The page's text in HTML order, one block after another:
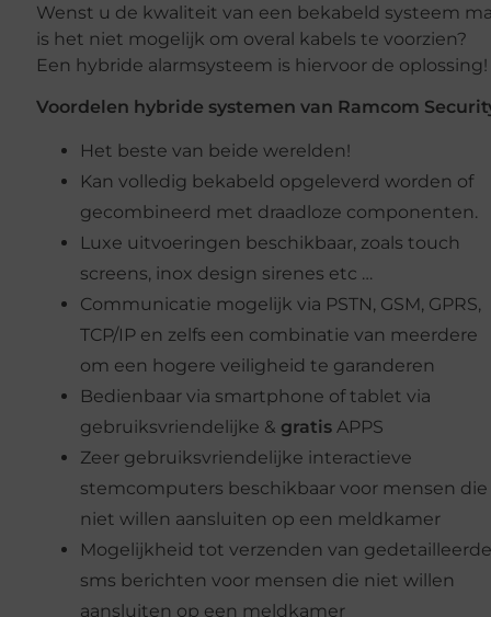
Wenst u de kwaliteit van een bekabeld systeem
is het niet mogelijk om overal kabels te voorzien?
Een hybride alarmsysteem is hiervoor de oplossing!
Voordelen hybride systemen van Ramcom
Het beste van beide werelden!
Kan volledig bekabeld opgeleverd worden of
gecombineerd met draadloze componenten.
Luxe uitvoeringen beschikbaar, zoals touch
screens, inox design sirenes etc …
Communicatie mogelijk via PSTN, GSM, GPRS,
TCP/IP en zelfs een combinatie van meerdere
om een hogere veiligheid te garanderen
Bedienbaar via smartphone of tablet via
gebruiksvriendelijke & gratisAPPS
Zeer gebruiksvriendelijke interactieve
stemcomputers beschikbaar voor mensen die
niet willen aansluiten op een meldkamer
Mogelijkheid tot verzenden van
sms berichten voor mensen die niet willen
aansluiten op een meldkamer